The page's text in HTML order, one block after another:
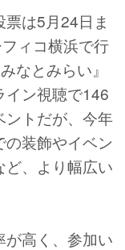
は5月24日ま
ィコ横浜で行
なとみらい』
イン視聴で146
ントだが、今年
装飾やイベン
ど、より幅広い
が高く、参加い